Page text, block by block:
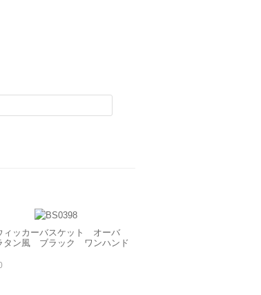
ィッカーバスケット オーバ
ン風 ブラック ワンハンド